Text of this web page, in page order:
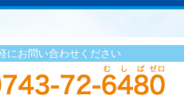
にお問い合わせください